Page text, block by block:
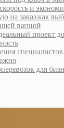
и
на заказ:как
ванной
проект
для